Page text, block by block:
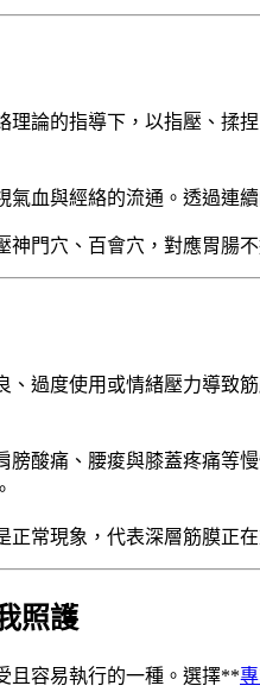
論的指導下，以指壓、揉
血與經絡的流通。透過連
門穴、百會穴，對應胃腸
過度使用或情緒壓力導致
酸痛、腰痠與膝蓋疼痛等
常現象，代表深層筋膜正
照護
且容易執行的一種。選擇**